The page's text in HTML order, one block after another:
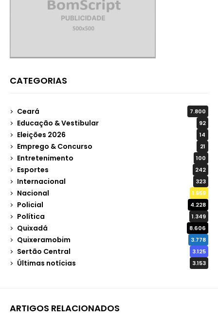
CATEGORIAS
Ceará 7.800
Educação & Vestibular 92
Eleições 2026 14
Emprego & Concurso 21
Entretenimento 100
Esportes 242
Internacional 323
Nacional 1.959
Policial 4.228
Política 1.349
Quixadá 8.606
Quixeramobim 3.778
Sertão Central 3.125
Últimas notícias 3.153
ARTIGOS RELACIONADOS